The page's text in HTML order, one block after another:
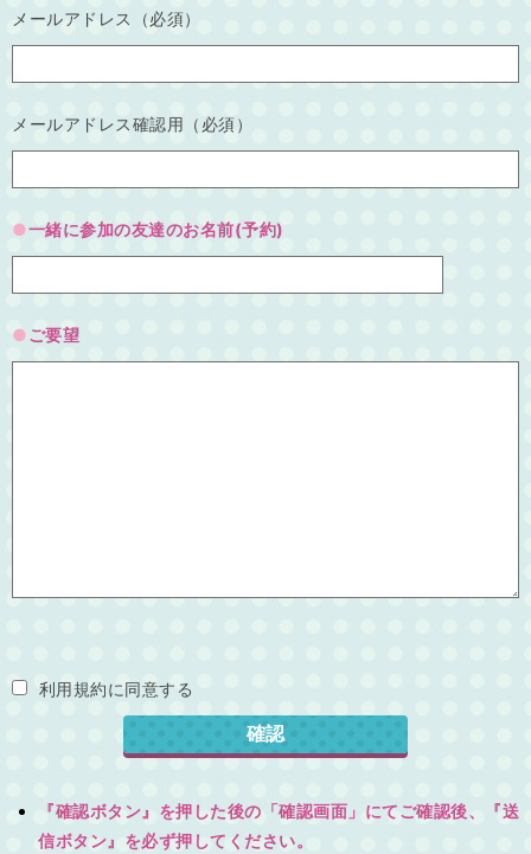
メールアドレス（必須）
メールアドレス確認用（必須）
一緒に参加の友達のお名前(予約)
ご要望
利用規約に同意する
『確認ボタン』を押した後の「確認画面」にてご確認後、『送
信ボタン』を必ず押してください。